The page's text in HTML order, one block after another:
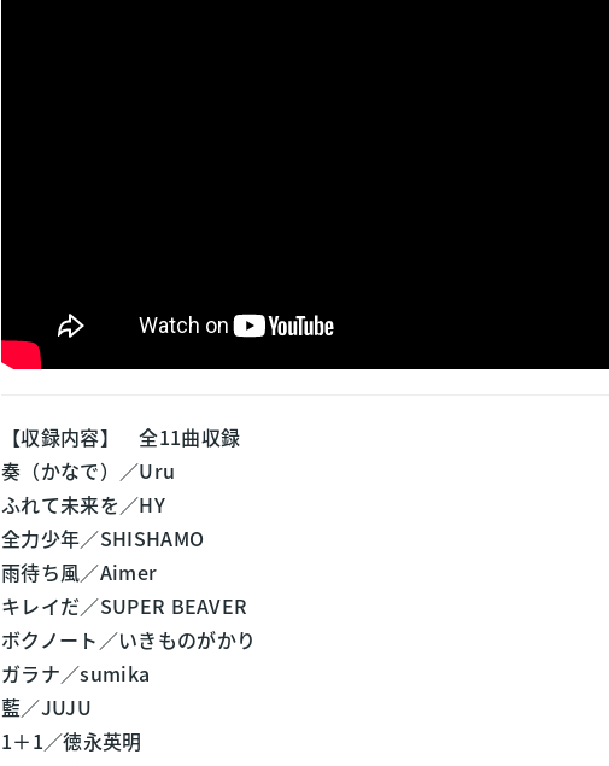
【収録内容】 全11曲収録
奏（かなで）／Uru
ふれて未来を／HY
全力少年／SHISHAMO
雨待ち風／Aimer
キレイだ／SUPER BEAVER
ボクノート／いきものがかり
ガラナ／sumika
藍／JUJU
1＋1／徳永英明